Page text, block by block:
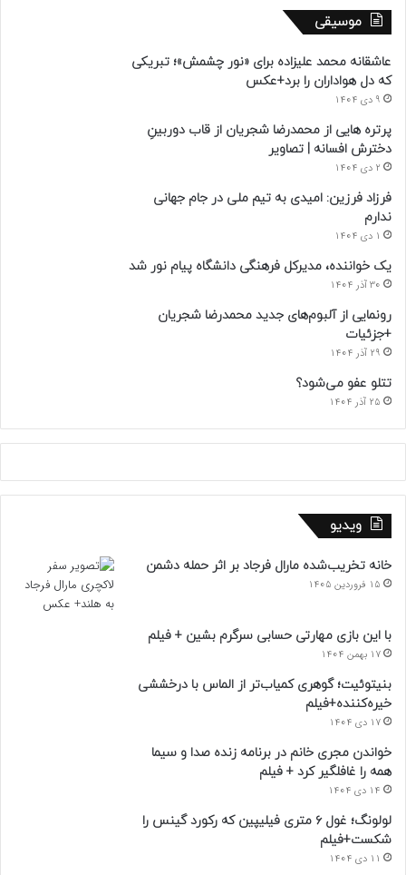
موسیقی
عاشقانه محمد علیزاده برای «نور چشمش»؛ تبریکی
که دل هواداران را برد+عکس
9 دی 1404
پرتره هایی از محمدرضا شجریان از قاب دوربینِ
دخترش افسانه | تصاویر
2 دی 1404
فرزاد فرزین: امیدی به تیم ملی در جام جهانی
ندارم
1 دی 1404
یک خواننده، مدیرکل فرهنگی دانشگاه پیام نور شد
30 آذر 1404
رونمایی از آلبوم‌های جدید محمدرضا شجریان
+جزئیات
29 آذر 1404
تتلو عفو می‌شود؟
25 آذر 1404
ویدیو
خانه تخریب‌شده مارال فرجاد بر اثر حمله دشمن
15 فروردین 1405
با این بازی مهارتی حسابی سرگرم بشین + فیلم
17 بهمن 1404
بنیتوئیت؛ گوهری کمیاب‌تر از الماس با درخششی
خیره‌کننده+فیلم
17 دی 1404
خواندن مجری خانم در برنامه زنده صدا و سیما
همه را غافلگیر کرد + فیلم
14 دی 1404
لولونگ؛ غول ۶ متری فیلیپین که رکورد گینس را
شکست+فیلم
11 دی 1404